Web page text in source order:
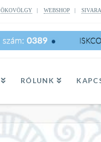
ÖKOVÖLGY| WEBSHOP|
RÓLUNK